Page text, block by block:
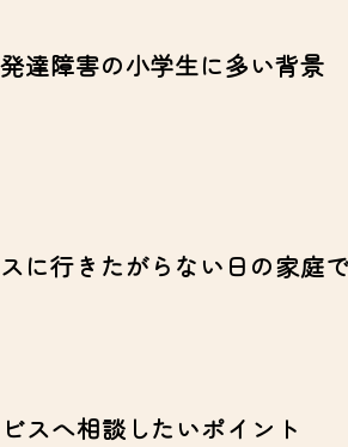
達障害の小学生に多い背景
に行きたがらない日の家庭
スへ相談したいポイント